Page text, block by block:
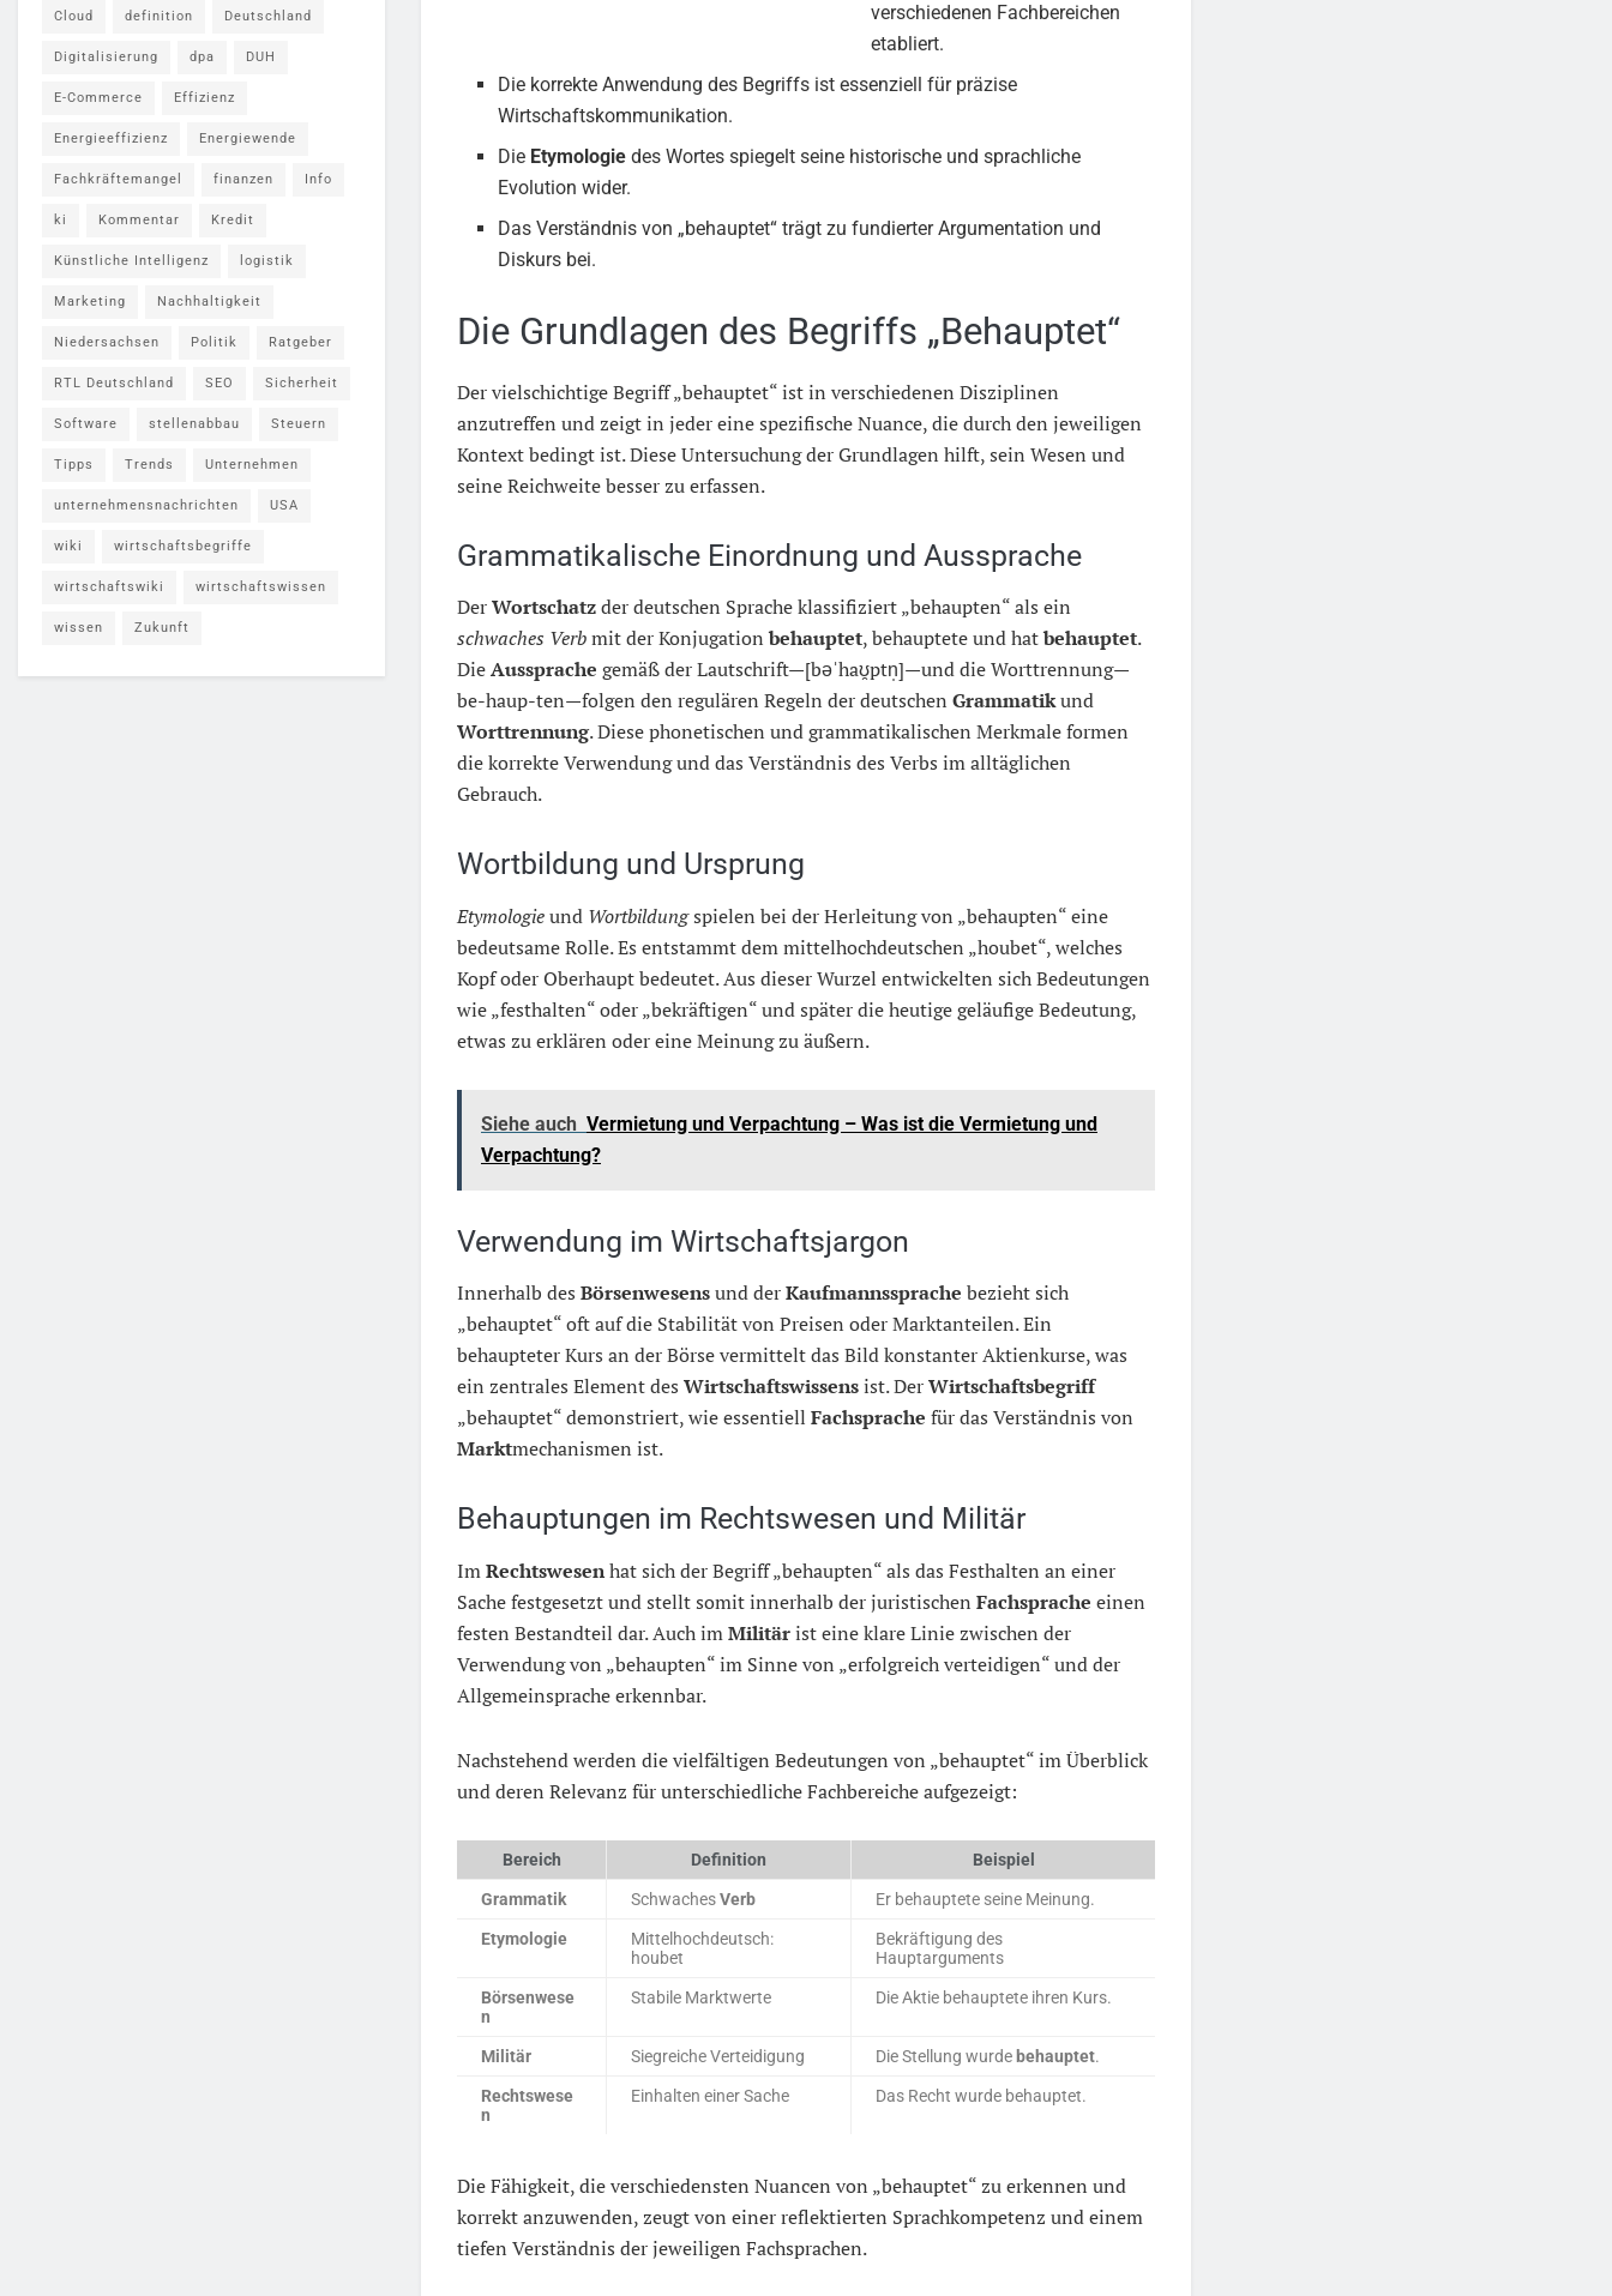
verschiedenen Fachbereichen
etabliert.
Die korrekte Anwendung des Begriffs ist essenziell für präzise
Wirtschaftskommunikation.
Die Etymologie des Wortes spiegelt seine historische und sprachliche
Evolution wider.
Das Verständnis von „behauptet“ trägt zu fundierter Argumentation und
Diskurs bei.
Die Grundlagen des Begriffs „Behauptet“
Der vielschichtige Begriff „behauptet“ ist in verschiedenen Disziplinen
anzutreffen und zeigt in jeder eine spezifische Nuance, die durch den jeweiligen
Kontext bedingt ist. Diese Untersuchung der Grundlagen hilft, sein Wesen und
seine Reichweite besser zu erfassen.
Grammatikalische Einordnung und Aussprache
DerWortschatzder deutschen Sprache klassifiziert „behaupten“ als ein
schwaches Verbmit der Konjugationbehauptet, behauptete und hatbehauptet.
DieAussprache gemäß der Lautschrift—[bəˈhaʊ̯ptn̩]—und die Worttrennung—
be-haup-ten—folgen den regulären Regeln der deutschen Grammatikund
Worttrennung. Diese phonetischen und grammatikalischen Merkmale formen
die korrekte Verwendung und das Verständnis des Verbs im alltäglichen
Gebrauch.
Wortbildung und Ursprung
Etymologieund Wortbildungspielen bei der Herleitung von „behaupten“ eine
bedeutsame Rolle. Es entstammt dem mittelhochdeutschen „houbet“, welches
Kopf oder Oberhaupt bedeutet. Aus dieser Wurzel entwickelten sich Bedeutungen
wie „festhalten“ oder „bekräftigen“ und später die heutige geläufige Bedeutung,
etwas zu erklären oder eine Meinung zu äußern.
Siehe auch Vermietung und Verpachtung – Was ist die Vermietung und
Verpachtung?
Verwendung im Wirtschaftsjargon
Innerhalb des Börsenwesensund derKaufmannssprache bezieht sich
„behauptet“ oft auf die Stabilität von Preisen oder Marktanteilen. Ein
behaupteter Kurs an der Börse vermittelt das Bild konstanter Aktienkurse, was
ein zentrales Element des Wirtschaftswissensist. DerWirtschaftsbegriff
„behauptet“ demonstriert, wie essentiell Fachsprache für das Verständnis von
Marktmechanismen ist.
Behauptungen im Rechtswesen und Militär
ImRechtswesenhat sich der Begriff „behaupten“ als das Festhalten an einer
Sache festgesetzt und stellt somit innerhalb der juristischen Fachsprache einen
festen Bestandteil dar. Auch imMilitärist eine klare Linie zwischen der
Verwendung von „behaupten“ im Sinne von „erfolgreich verteidigen“ und der
Allgemeinsprache erkennbar.
Nachstehend werden die vielfältigen Bedeutungen von „behauptet“ im Überblick
und deren Relevanz für unterschiedliche Fachbereiche aufgezeigt:
Bereich Definition Beispiel
Grammatik SchwachesVerb Er behauptete seine Meinung.
Etymologie
Mittelhochdeutsch:
houbet
Bekräftigung des
Hauptarguments
Börsenwese
n
Stabile Marktwerte Die Aktie behauptete ihren Kurs.
Militär Siegreiche Verteidigung Die Stellung wurde behauptet.
Rechtswese
n
Einhalten einer Sache Das Recht wurde behauptet.
Die Fähigkeit, die verschiedensten Nuancen von „behauptet“ zu erkennen und
korrekt anzuwenden, zeugt von einer reflektierten Sprachkompetenz und einem
tiefen Verständnis der jeweiligen Fachsprachen.
Cloud definition Deutschland
Digitalisierung dpa DUH
E-Commerce Effizienz
Energieeffizienz Energiewende
Fachkräftemangel finanzen Info
ki Kommentar Kredit
Künstliche Intelligenz logistik
Marketing Nachhaltigkeit
Niedersachsen Politik Ratgeber
RTL Deutschland SEO Sicherheit
Software stellenabbau Steuern
Tipps Trends Unternehmen
unternehmensnachrichten USA
wiki wirtschaftsbegriffe
wirtschaftswiki wirtschaftswissen
wissen Zukunft